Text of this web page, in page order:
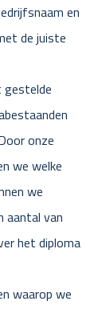
en
de juiste
gestelde
onze
we welke
we
aantal van
het diploma
waarop we